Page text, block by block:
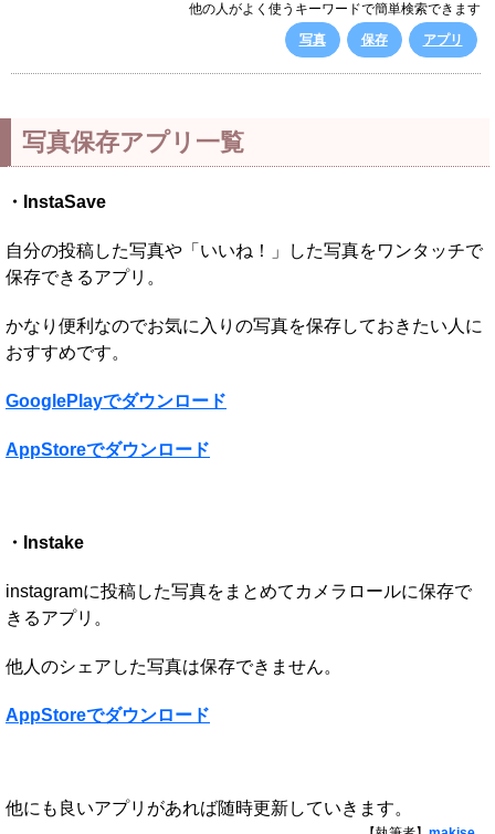
他の人がよく使うキーワードで簡単検索できます
写真
保存 アプリ
写真保存アプリ一覧
・InstaSave
自分の投稿した写真や「いいね！」した写真をワンタッチで
保存できるアプリ。
かなり便利なのでお気に入りの写真を保存しておきたい人に
おすすめです。
GooglePlayでダウンロード
AppStoreでダウンロード
・Instake
instagramに投稿した写真をまとめてカメラロールに保存で
きるアプリ。
他人のシェアした写真は保存できません。
AppStoreでダウンロード
他にも良いアプリがあれば随時更新していきます。